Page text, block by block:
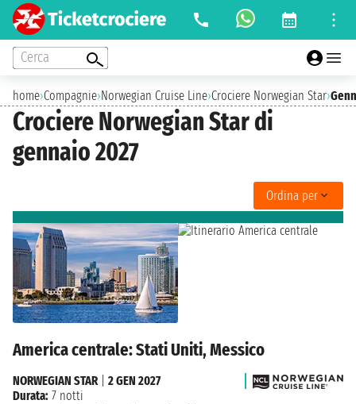
Cerca
home›Compagnie›Norwegian Cruise Line›Crociere Norwegian Star›
Crociere Norwegian Star di
gennaio 2027
Ordina per
America centrale: Stati Uniti, Messico
NORWEGIAN STAR| 2 GEN 2027
Durata: 7 notti